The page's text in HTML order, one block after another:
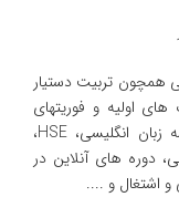
همچون تربیت دستیار
اولیه و فوریتهای
پزشکی، ICDL، تربیت مربی مهد کودک،مکالمه زبان انگلیسی، HSE،
دوره های آنلاین در
و اشتغال و ....